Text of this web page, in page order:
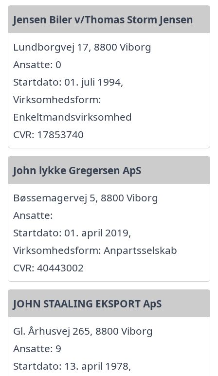
Jensen Biler v/Thomas Storm Jensen
Lundborgvej 17, 8800 Viborg
Ansatte: 0
Startdato: 01. juli 1994,
Virksomhedsform:
Enkeltmandsvirksomhed
CVR: 17853740
John lykke Gregersen ApS
Bøssemagervej 5, 8800 Viborg
Ansatte:
Startdato: 01. april 2019,
Virksomhedsform: Anpartsselskab
CVR: 40443002
JOHN STAALING EKSPORT ApS
Gl. Århusvej 265, 8800 Viborg
Ansatte: 9
Startdato: 13. april 1978,